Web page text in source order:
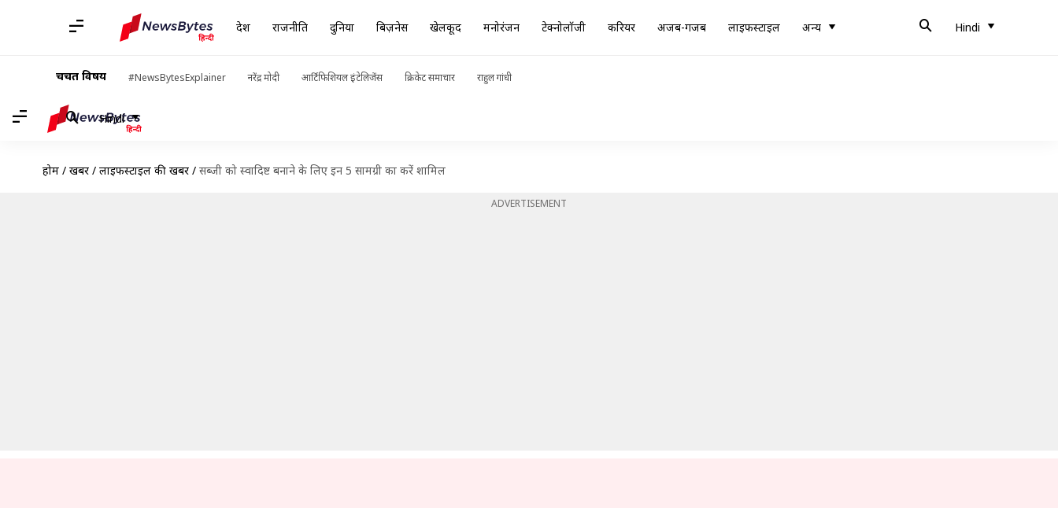
देश राजनीति दुनिया बिज़नेस खेलकूद मनोरंजन टेक्नोलॉजी करियर अजब-गजब लाइफस्टाइल अन्य Hindi
चर्चित विषय #NewsBytesExplainer नरेंद्र मोदी आर्टिफिशियल इंटेलिजेंस क्रिकेट समाचार राहुल गांधी
Hindi
होम / खबरें / लाइफस्टाइल की खबरें / सब्जी को स्वादिष्ट बनाने के लिए इन 5 सामग्री का करें शामिल
ADVERTISEMENT